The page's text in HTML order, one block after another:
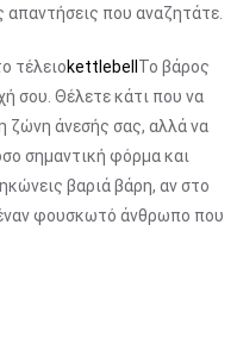
απαντήσεις που αναζητάτε.
τέλειοkettlebell Το βάρος
σου. Θέλετε κάτι που να
ζώνη άνεσής σας, αλλά να
σημαντική φόρμα και
βαριά βάρη, αν στο
έναν φουσκωτό άνθρωπο που